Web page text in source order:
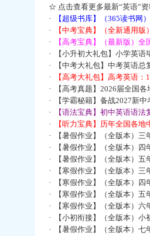
☆ 点击查看更多最新“英语”
·
【超级书库】（365读书网
·
【中考宝典】（全新通用
·
【高考宝典】（最新版）全
·
【小升初大礼包】小学英
·
【中考大礼包】中考英语
·
【高考大礼包】高考英语
·
【高考真题】2026届全国
·
【学霸秘籍】备战2027新
·
【语法宝典】初中英语语法
·
【听力宝典】历年全国各
·
【暑假作业】（全版本）
·
【暑假作业】（全版本）
·
【暑假作业】（全版本）
·
【寒假作业】（全版本）三
·
【寒假作业】（全版本）四
·
【寒假作业】（全版本）五
·
【寒假作业】（全版本）六
·
【小初衔接】（全版本）小
·
【暑假作业】（全版本）